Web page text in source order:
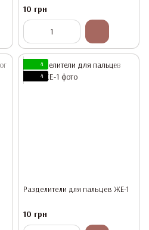
10 грн
4
4
Разделители для пальцев ЖЕ-1
10 грн